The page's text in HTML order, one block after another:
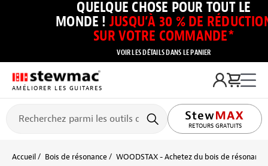
QUELQUE CHOSE POUR TOUT LE
MONDE ! JUSQU’À 30 % DE
SUR VOTRE COMMANDE*
VOIR LES DÉTAILS DANS LE PANIER
AMÉLIORER LES GUITARES
RETOURS GRATUITS
Accueil Bois de résonance WOODSTAX - Achetez du bois de